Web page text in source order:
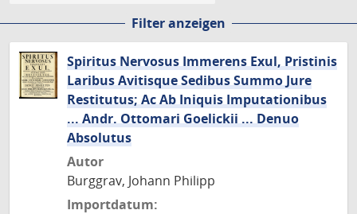
Filter anzeigen
Spiritus Nervosus Immerens Exul, Pristinis
Laribus Avitisque Sedibus Summo Jure
Restitutus; Ac Ab Iniquis Imputationibus
... Andr. Ottomari Goelickii ... Denuo
Absolutus
Autor
Burggrav, Johann Philipp
Importdatum: